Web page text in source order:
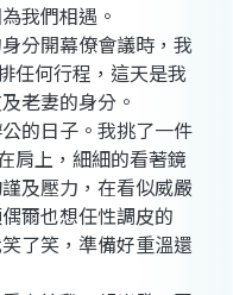
我們相遇。
分開幕僚會議時，我
任何行程，這天是我
老妻的身分。
的日子。我挑了一件
肩上，細細的看著鏡
及壓力，在看似威嚴
爾也想任性調皮的
了笑，準備好重溫還